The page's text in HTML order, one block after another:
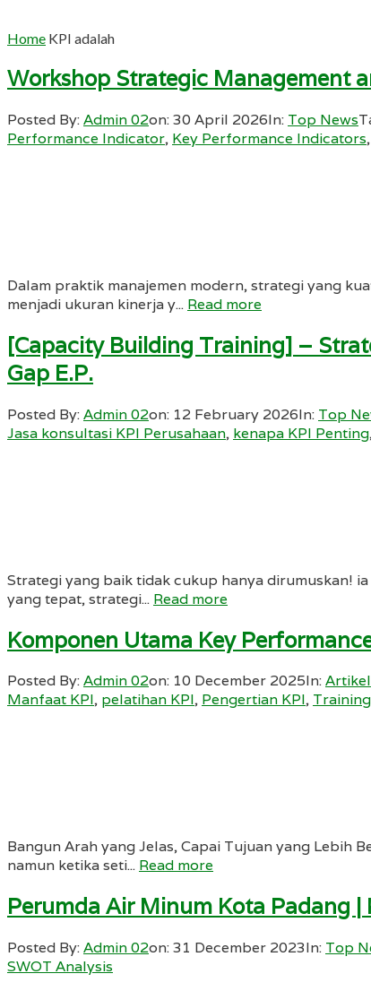
Home KPI adalah
Workshop Strategic Management
Posted By:Admin 02on:30 April 2026In: Top News
Performance Indicator, Key Performance Indicators,
Dalam praktik manajemen modern, strategi yang
menjadi ukuran kinerja y... Read more
[Capacity Building Training] –
Gap E.P.
Posted By:Admin 02on: 12 February 2026In: Top
Jasa konsultasi KPI Perusahaan, kenapa KPI Penting
Strategi yang baik tidak cukup hanya dirumuskan!
yang tepat, strategi... Read more
Komponen Utama Key
Posted By:Admin 02on: 10 December 2025In:Artikel
Manfaat KPI, pelatihan KPI, Pengertian KPI,
Bangun Arah yang Jelas, Capai Tujuan yang Lebih
namun ketika seti... Read more
Perumda Air Minum Kota Padang |
Posted By:Admin 02on:31 December 2023In: Top
SWOT Analysis